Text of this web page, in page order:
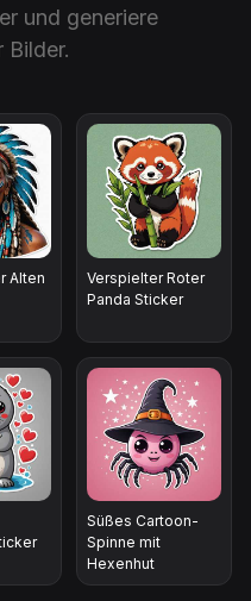
und generiere
Bilder.
Alten
Verspielter Roter
Panda Sticker
Süßes Cartoon-
Spinne mit
Hexenhut